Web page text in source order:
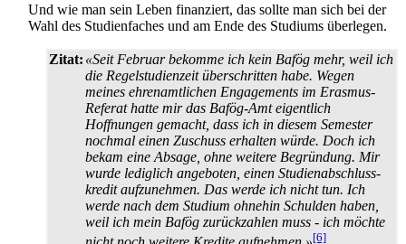
Und wie man sein Leben finanziert, das sollte man sich bei der
Wahl des Studienfaches und am Ende des Studiums überlegen.
Zitat: «Seit Februar bekomme ich kein Bafög mehr, weil ich
die Regel­studien­zeit überschritten habe. Wegen
meines ehren­amtlichen Engagements im Erasmus-
Referat hatte mir das Bafög-Amt eigentlich
Hoffnungen gemacht, dass ich in diesem Semester
nochmal einen Zuschuss erhalten würde. Doch ich
bekam eine Absage, ohne weitere Begründung. Mir
wurde lediglich angeboten, einen Studien­abschluss­
kredit aufzunehmen. Das werde ich nicht tun. Ich
werde nach dem Studium ohnehin Schulden haben,
weil ich mein Bafög zurückzahlen muss - ich möchte
[6]